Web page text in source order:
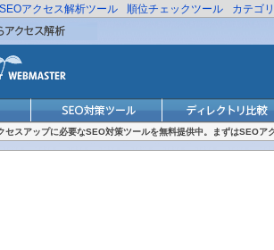
SEOアクセス解析ツール 順位チェックツール カテゴ
セスアップに必要なSEO対策ツールを無料提供中。まずはSEOア